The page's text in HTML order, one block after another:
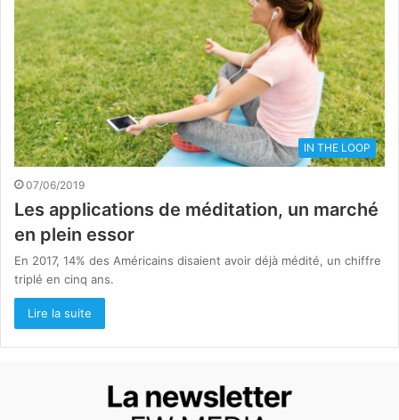
IN THE LOOP
07/06/2019
Les applications de méditation, un marché
en plein essor
En 2017, 14% des Américains disaient avoir déjà médité, un chiffre
triplé en cinq ans.
Lire la suite